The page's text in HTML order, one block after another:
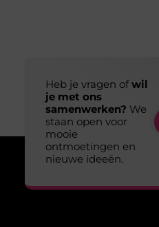
Heb je vragen ofwil
je met ons
samenwerken? We
staan open voor
mooie
ontmoetingen en
nieuwe ideeën.